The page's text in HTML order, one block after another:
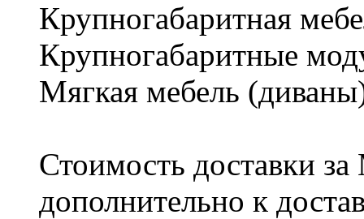
Крупногабаритная
Крупногабаритные
Мягкая мебель
Стоимость доставки
дополнительно к